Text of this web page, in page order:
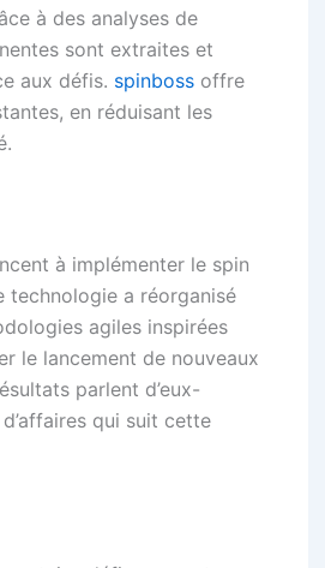
à des analyses de
sont extraites et
aux défis. spinboss offre
en réduisant les
à implémenter le spin
technologie a réorganisé
agiles inspirées
le lancement de nouveaux
parlent d’eux-
qui suit cette